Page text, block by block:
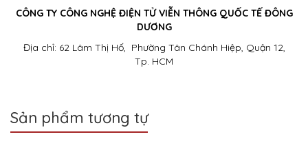
CÔNG TY CÔNG NGHỆ ĐIỆN TỬ VIỄN THÔNG QUỐC TẾ ĐÔNG
DƯƠNG
Địa chỉ: 62 Lâm Thị Hố, Phường Tân Chánh Hiệp, Quận 12,
Tp. HCM
Sản phẩm tương tự